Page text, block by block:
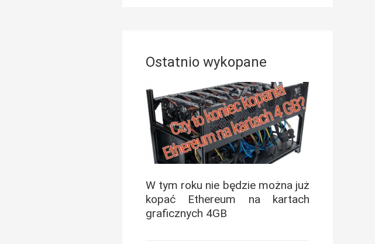
Ostatnio wykopane
W tym roku nie będzie można już
kopać Ethereum na kartach
graficznych 4GB